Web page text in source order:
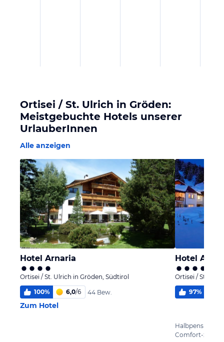
Ortisei / St. Ulrich in Gröden:
Meistgebuchte Hotels unserer
UrlauberInnen
Alle anzeigen
Hotel Arnaria
Ortisei / St. Ulrich in Gröden, Südtirol
100% 6,0/6 44 Bew.
Zum Hotel
Hotel
Ortisei / St.
97%
Halbpension
Comfort-